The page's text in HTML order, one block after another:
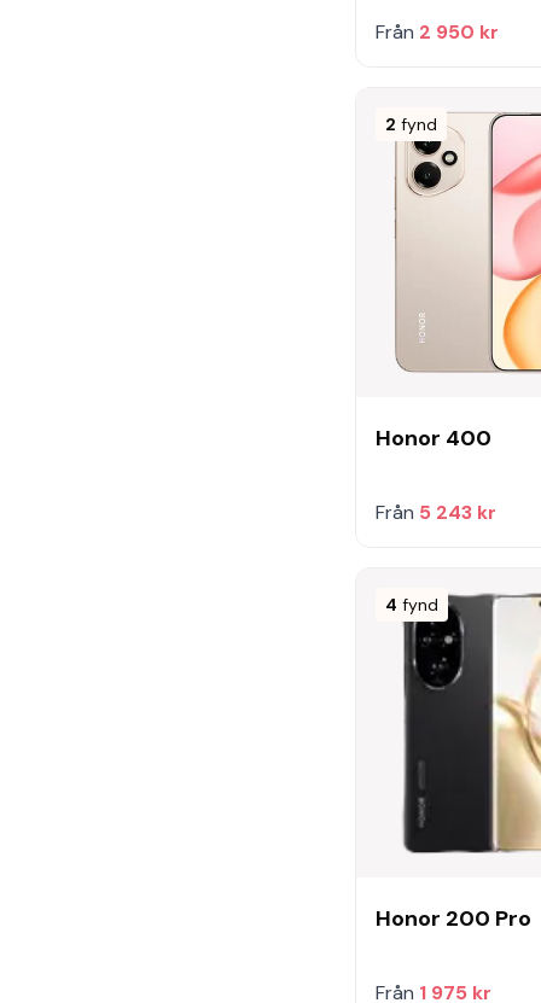
Från 2 950 kr
2 fynd
Honor 400
Från 5 243 kr
4 fynd
Honor 200 Pro
Från 1 975 kr